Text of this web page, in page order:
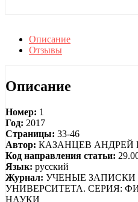
Описание
Отзывы
Описание
Номер: 1
Год: 2017
Страницы: 33-46
Автор: КАЗАНЦЕВ АНДРЕЙ
Код направления статьи:
Язык: русский
Журнал: УЧЕНЫЕ ЗАПИСКИ
УНИВЕРСИТЕТА. СЕРИЯ:
НАУКИ